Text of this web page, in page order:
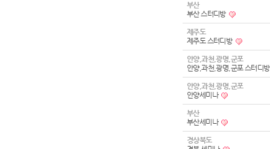
부산
부산 스터디방
제주도
제주도 스터디방
안양,과천,광명,군포
안양,과천,광명,군포 스터디
안양,과천,광명,군포
안양세미나
부산
부산세미나
경상북도